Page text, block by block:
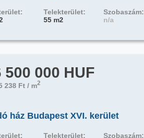
Telekterület:
55 m2
Szobaszám:
n/a
500 000 HUF
238 Ft / m2
ház Budapest XVI. kerület
Telekterület: Szobaszám: